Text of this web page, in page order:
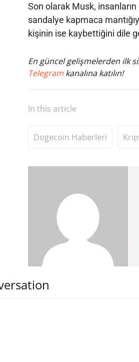
Son olarak Musk, insanların
sandalye kapmaca
kişinin ise kaybettiğini dile
En güncel gelişmelerden ilk
Telegram kanalına katılın!
In this article
Dogecoin Haberleri